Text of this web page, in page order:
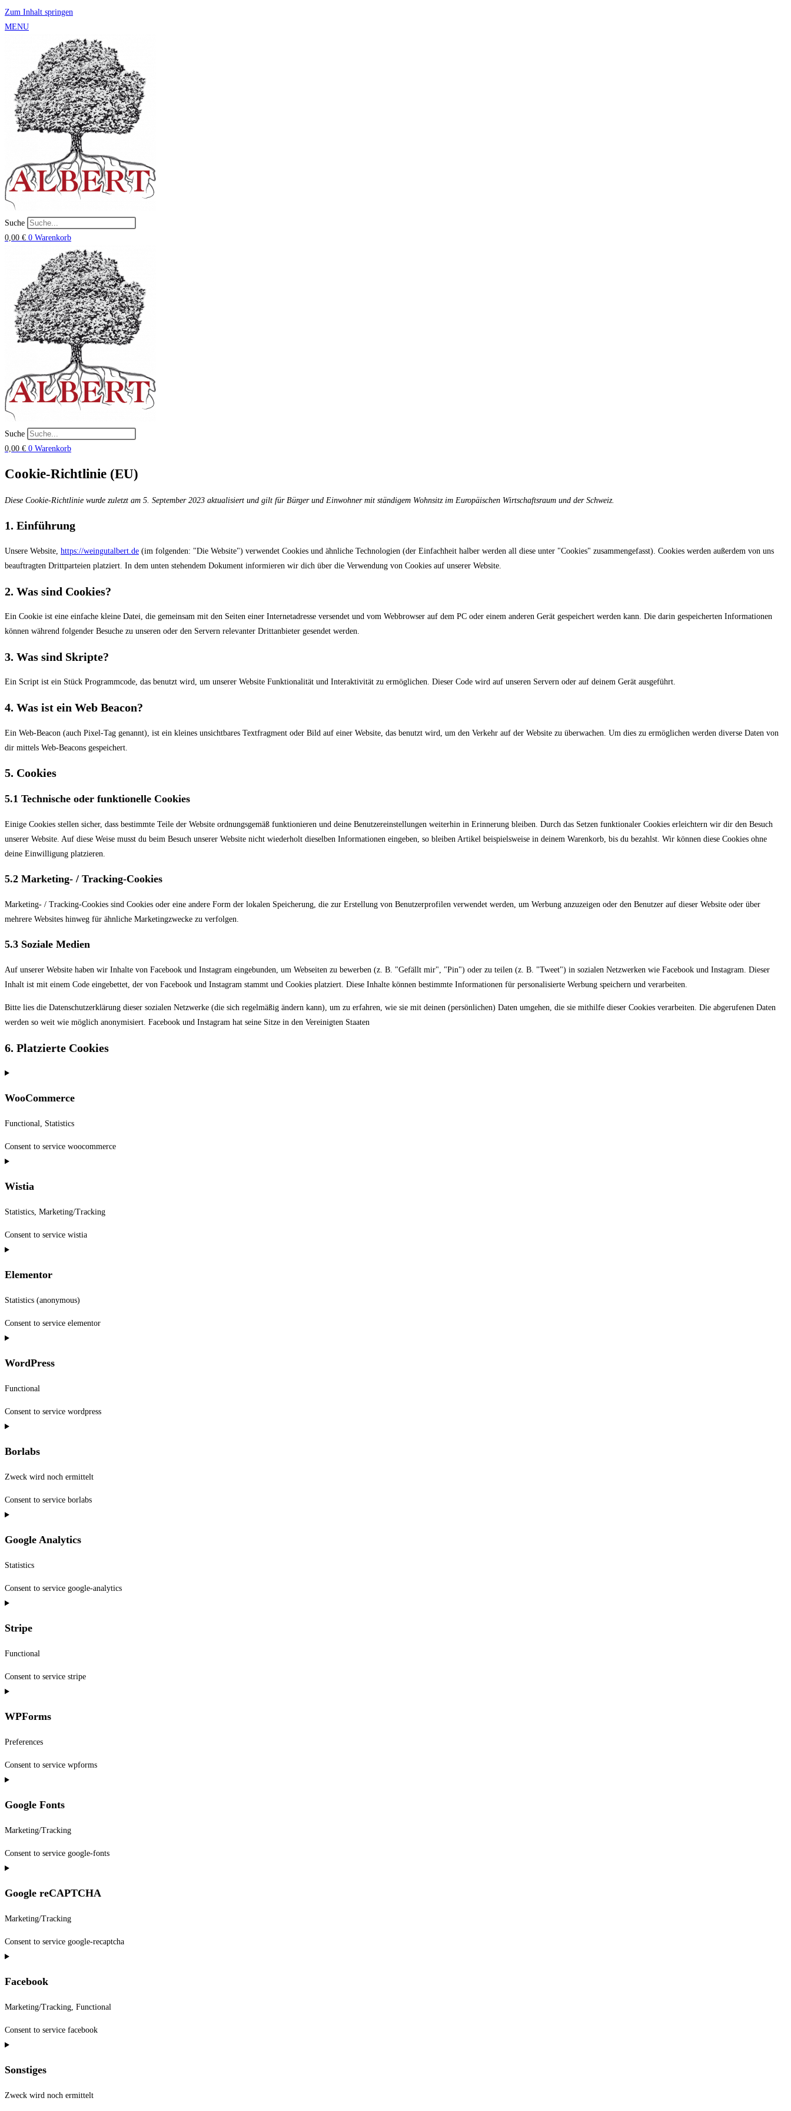
Zum Inhalt springen
MENU
Suche
0,00 € 0 Warenkorb
Suche
0,00 € 0 Warenkorb
Cookie-Richtlinie (EU)
Diese Cookie-Richtlinie wurde zuletzt am 5. September 2023 aktualisiert und gilt für Bürger und Einwohner mit ständigem Wohnsitz im Europäischen Wirtschaftsraum und der Schweiz.
1. Einführung
Unsere Website, https://weingutalbert.de (im folgenden: "Die Website") verwendet Cookies und ähnliche Technologien (der Einfachheit halber werden all diese unter "Cookies" zusammengefasst). Cookies werden außerdem von uns
beauftragten Drittparteien platziert. In dem unten stehendem Dokument informieren wir dich über die Verwendung von Cookies auf unserer Website.
2. Was sind Cookies?
Ein Cookie ist eine einfache kleine Datei, die gemeinsam mit den Seiten einer Internetadresse versendet und vom Webbrowser auf dem PC oder einem anderen Gerät gespeichert werden kann. Die darin gespeicherten Informationen
können während folgender Besuche zu unseren oder den Servern relevanter Drittanbieter gesendet werden.
3. Was sind Skripte?
Ein Script ist ein Stück Programmcode, das benutzt wird, um unserer Website Funktionalität und Interaktivität zu ermöglichen. Dieser Code wird auf unseren Servern oder auf deinem Gerät ausgeführt.
4. Was ist ein Web Beacon?
Ein Web-Beacon (auch Pixel-Tag genannt), ist ein kleines unsichtbares Textfragment oder Bild auf einer Website, das benutzt wird, um den Verkehr auf der Website zu überwachen. Um dies zu ermöglichen werden diverse Daten von
dir mittels Web-Beacons gespeichert.
5. Cookies
5.1 Technische oder funktionelle Cookies
Einige Cookies stellen sicher, dass bestimmte Teile der Website ordnungsgemäß funktionieren und deine Benutzereinstellungen weiterhin in Erinnerung bleiben. Durch das Setzen funktionaler Cookies erleichtern wir dir den Besuch
unserer Website. Auf diese Weise musst du beim Besuch unserer Website nicht wiederholt dieselben Informationen eingeben, so bleiben Artikel beispielsweise in deinem Warenkorb, bis du bezahlst. Wir können diese Cookies ohne
deine Einwilligung platzieren.
5.2 Marketing- / Tracking-Cookies
Marketing- / Tracking-Cookies sind Cookies oder eine andere Form der lokalen Speicherung, die zur Erstellung von Benutzerprofilen verwendet werden, um Werbung anzuzeigen oder den Benutzer auf dieser Website oder über
mehrere Websites hinweg für ähnliche Marketingzwecke zu verfolgen.
5.3 Soziale Medien
Auf unserer Website haben wir Inhalte von Facebook und Instagram eingebunden, um Webseiten zu bewerben (z. B. "Gefällt mir", "Pin") oder zu teilen (z. B. "Tweet") in sozialen Netzwerken wie Facebook und Instagram. Dieser
Inhalt ist mit einem Code eingebettet, der von Facebook und Instagram stammt und Cookies platziert. Diese Inhalte können bestimmte Informationen für personalisierte Werbung speichern und verarbeiten.
Bitte lies die Datenschutzerklärung dieser sozialen Netzwerke (die sich regelmäßig ändern kann), um zu erfahren, wie sie mit deinen (persönlichen) Daten umgehen, die sie mithilfe dieser Cookies verarbeiten. Die abgerufenen Daten
werden so weit wie möglich anonymisiert. Facebook und Instagram hat seine Sitze in den Vereinigten Staaten
6. Platzierte Cookies
WooCommerce
Functional, Statistics
Consent to service woocommerce
Wistia
Statistics, Marketing/Tracking
Consent to service wistia
Elementor
Statistics (anonymous)
Consent to service elementor
WordPress
Functional
Consent to service wordpress
Borlabs
Zweck wird noch ermittelt
Consent to service borlabs
Google Analytics
Statistics
Consent to service google-analytics
Stripe
Functional
Consent to service stripe
WPForms
Preferences
Consent to service wpforms
Google Fonts
Marketing/Tracking
Consent to service google-fonts
Google reCAPTCHA
Marketing/Tracking
Consent to service google-recaptcha
Facebook
Marketing/Tracking, Functional
Consent to service facebook
Sonstiges
Zweck wird noch ermittelt